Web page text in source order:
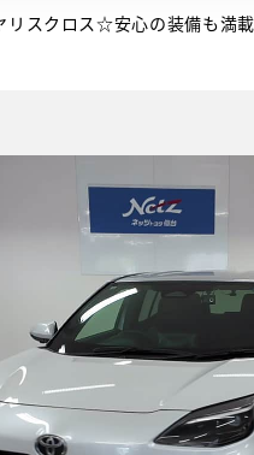
リスクロス☆安心の装備も満